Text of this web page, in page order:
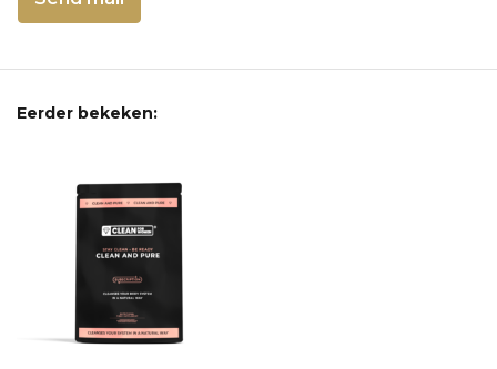
Eerder bekeken: